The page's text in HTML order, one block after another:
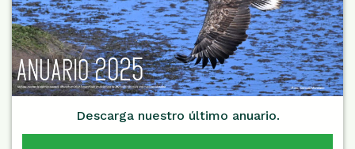
Descarga nuestro último anuario.